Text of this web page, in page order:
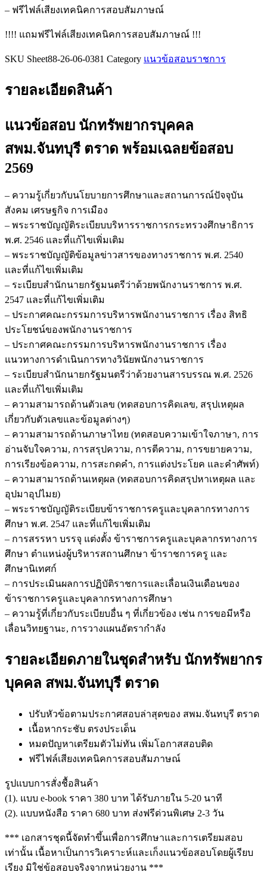
ชิ้น
– ฟรีไฟล์เสียงเทคนิคการสอบสัมภาษณ์
!!!! แถมฟรีไฟล์เสียงเทคนิคการสอบสัมภาษณ์ !!!
SKU Sheet88-26-06-0381 Category แนวข้อสอบราชการ
รายละเอียดสินค้า
แนวข้อสอบ นักทรัพยากรบุคคล
สพม.จันทบุรี ตราด พร้อมเฉลยข้อสอบ
2569
– ความรู้เกี่ยวกับนโยบายการศึกษาและสถานการณ์ปัจจุบัน
สังคม เศรษฐกิจ การเมือง
– พระราชบัญญัติระเบียบบริหารราชการกระทรวงศึกษาธิการ
พ.ศ. 2546 และที่แก้ไขเพิ่มเติม
– พระราชบัญญัติข้อมูลข่าวสารของทางราชการ พ.ศ. 2540
และที่แก้ไขเพิ่มเติม
– ระเบียบสำนักนายกรัฐมนตรีว่าด้วยพนักงานราชการ พ.ศ.
2547 และที่แก้ไขเพิ่มเติม
– ประกาศคณะกรรมการบริหารพนักงานราชการ เรื่อง สิทธิ
ประโยชน์ของพนักงานราชการ
– ประกาศคณะกรรมการบริหารพนักงานราชการ เรื่อง
แนวทางการดำเนินการทางวินัยพนักงานราชการ
– ระเบียบสำนักนายกรัฐมนตรีว่าด้วยงานสารบรรณ พ.ศ. 2526
และที่แก้ไขเพิ่มเติม
– ความสามารถด้านตัวเลข (ทดสอบการคิดเลข, สรุปเหตุผล
เกี่ยวกับตัวเลขและข้อมูลต่างๆ)
– ความสามารถด้านภาษาไทย (ทดสอบความเข้าใจภาษา, การ
อ่านจับใจความ, การสรุปความ, การตีความ, การขยายความ,
การเรียงข้อความ, การสะกดคำ, การแต่งประโยค และคำศัพท์)
– ความสามารถด้านเหตุผล (ทดสอบการคิดสรุปหาเหตุผล และ
อุปมาอุปไมย)
– พระราชบัญญัติระเบียบข้าราชการครูและบุคลากรทางการ
ศึกษา พ.ศ. 2547 และที่แก้ไขเพิ่มเติม
– การสรรหา บรรจุ แต่งตั้ง ข้าราชการครูและบุคลากรทางการ
ศึกษา ตำแหน่งผู้บริหารสถานศึกษา ข้าราชการครู และ
ศึกษานิเทศก์
– การประเมินผลการปฏิบัติราชการและเลื่อนเงินเดือนของ
ข้าราชการครูและบุคลากรทางการศึกษา
– ความรู้ที่เกี่ยวกับระเบียบอื่น ๆ ที่เกี่ยวข้อง เช่น การขอมีหรือ
เลื่อนวิทยฐานะ, การวางแผนอัตรากำลัง
รายละเอียดภายในชุดสำหรับ นักทรัพยากร
บุคคล สพม.จันทบุรี ตราด
ปรับหัวข้อตามประกาศสอบล่าสุดของ สพม.จันทบุรี ตราด
เนื้อหากระชับ ตรงประเด็น
หมดปัญหาเตรียมตัวไม่ทัน เพิ่มโอกาสสอบติด
ฟรีไฟล์เสียงเทคนิคการสอบสัมภาษณ์
รูปแบบการสั่งชื้อสินค้า
(1). แบบ e-book ราคา 380 บาท ได้รับภายใน 5-20 นาที
(2). แบบหนังสือ ราคา 680 บาท ส่งฟรีด่วนพิเศษ 2-3 วัน
*** เอกสารชุดนี้จัดทำขึ้นเพื่อการศึกษาและการเตรียมสอบ
เท่านั้น เนื้อหาเป็นการวิเคราะห์และเก็งแนวข้อสอบโดยผู้เรียบ
เรียง มิใช่ข้อสอบจริงจากหน่วยงาน ***